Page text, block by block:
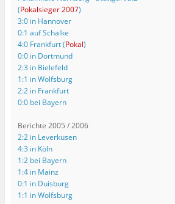
(Pokalsieger 2007)
3:0 in Hannover
0:1 auf Schalke
4:0 Frankfurt (Pokal)
0:0 in Dortmund
2:3 in Bielefeld
1:1 in Wolfsburg
2:2 in Frankfurt
0:0 bei Bayern
Berichte 2005 / 2006
2:2 in Leverkusen
4:3 in Köln
1:2 bei Bayern
1:4 in Mainz
0:1 in Duisburg
1:1 in Wolfsburg